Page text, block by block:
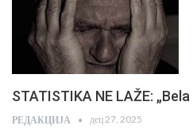
STATISTIKA NE LAŽE:
РЕДАКЦИЈА дец 27, 2025